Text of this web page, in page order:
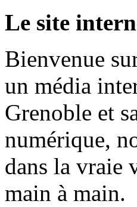
Le site
Bienvenue
un média
Grenoble et
numérique,
dans la vraie
main à main.